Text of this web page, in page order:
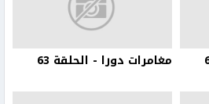
مغامرات دورا - الحلقة 63